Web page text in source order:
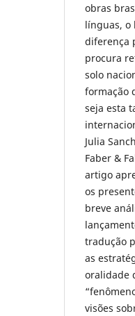
obras
línguas, o
diferença
procura
solo
formação
seja esta
Julia
Faber &
artigo
os
breve
tradução
as
oralidade
visões